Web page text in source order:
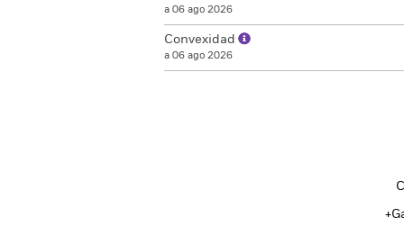
a 06 ago 2026
Convexidad
a 06 ago 2026